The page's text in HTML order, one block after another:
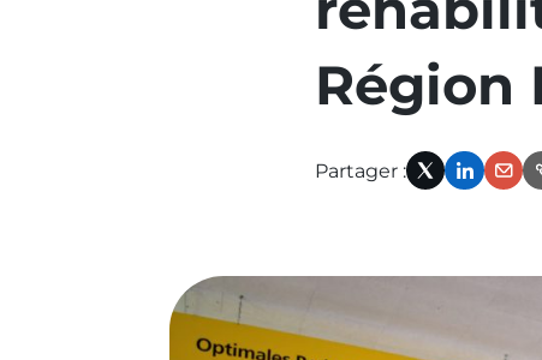
Région
Partager :
X